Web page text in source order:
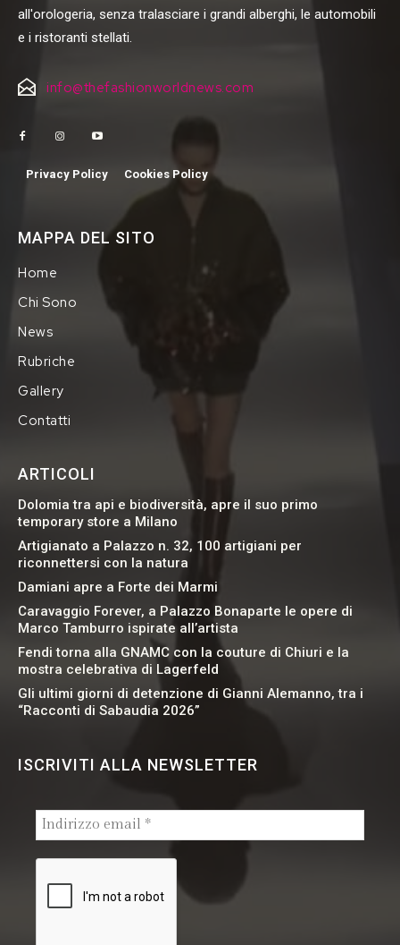
all'orologeria, senza tralasciare i grandi alberghi, le automobili
e i ristoranti stellati.
info@thefashionworldnews.com
Privacy Policy Cookies Policy
MAPPA DEL SITO
Home
Chi Sono
News
Rubriche
Gallery
Contatti
ARTICOLI
Dolomia tra api e biodiversità, apre il suo primo
temporary store a Milano
Artigianato a Palazzo n. 32, 100 artigiani per
riconnettersi con la natura
Damiani apre a Forte dei Marmi
Caravaggio Forever, a Palazzo Bonaparte le opere di
Marco Tamburro ispirate all’artista
Fendi torna alla GNAMC con la couture di Chiuri e la
mostra celebrativa di Lagerfeld
Gli ultimi giorni di detenzione di Gianni Alemanno, tra i
“Racconti di Sabaudia 2026”
ISCRIVITI ALLA NEWSLETTER